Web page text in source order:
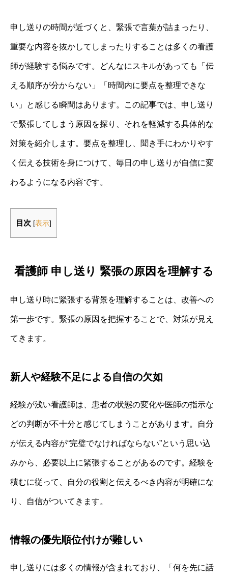
申し送りの時間が近づくと、緊張で言葉が詰まったり、
重要な内容を抜かしてしまったりすることは多くの看護
師が経験する悩みです。どんなにスキルがあっても「伝
える順序が分からない」「時間内に要点を整理できな
い」と感じる瞬間はあります。この記事では、申し送り
で緊張してしまう原因を探り、それを軽減する具体的な
対策を紹介します。要点を整理し、聞き手にわかりやす
く伝える技術を身につけて、毎日の申し送りが自信に変
わるようになる内容です。
目次 [表示]
看護師 申し送り 緊張の原因を理解する
申し送り時に緊張する背景を理解することは、改善への
第一歩です。緊張の原因を把握することで、対策が見え
てきます。
新人や経験不足による自信の欠如
経験が浅い看護師は、患者の状態の変化や医師の指示な
どの判断が不十分と感じてしまうことがあります。自分
が伝える内容が“完璧でなければならない”という思い込
みから、必要以上に緊張することがあるのです。経験を
積むに従って、自分の役割と伝えるべき内容が明確にな
り、自信がついてきます。
情報の優先順位付けが難しい
申し送りには多くの情報が含まれており、「何を先に話